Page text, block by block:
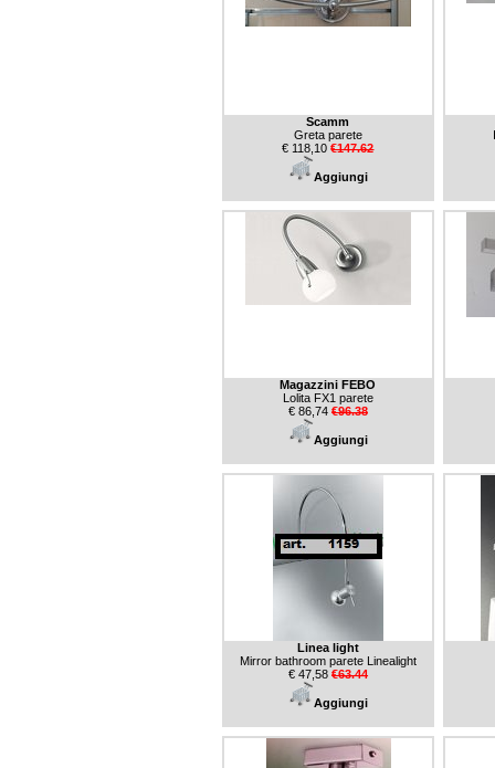
Scamm
Greta parete
€ 118,10€147.62
Aggiungi
Magazzini FEBO
Lolita FX1 parete
€ 86,74 €96.38
Aggiungi
Linea light
Mirror bathroom parete Linealight
€ 47,58 €63.44
Aggiungi